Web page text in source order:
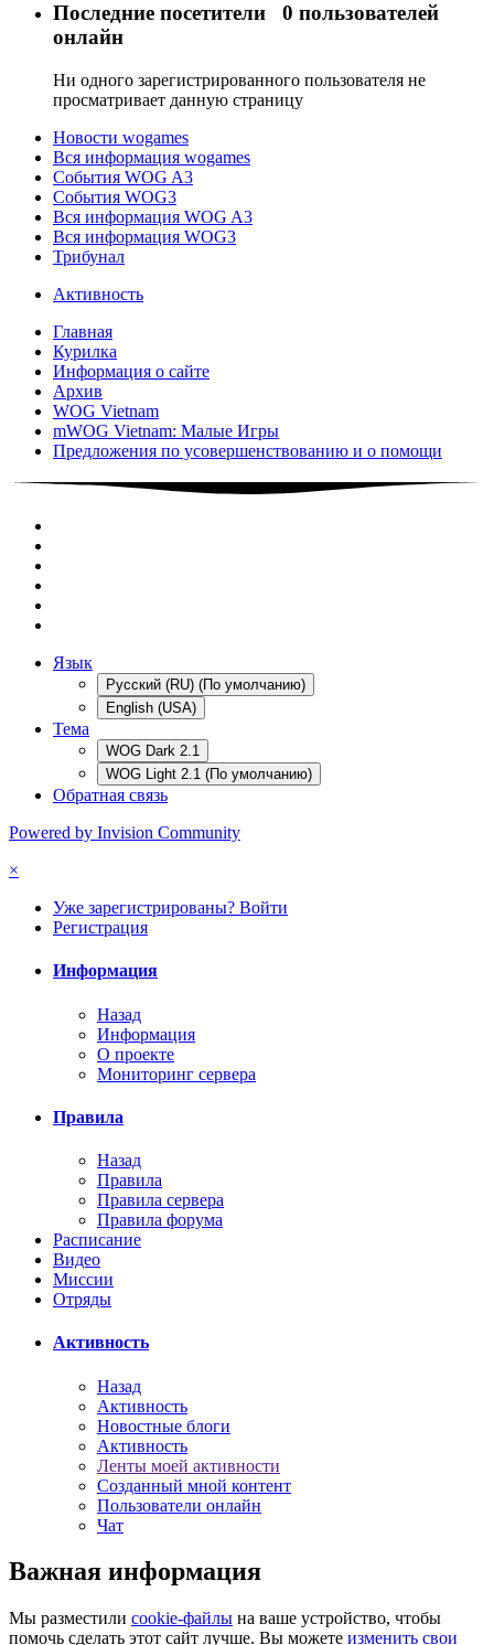
Последние посетители 0 пользователей
онлайн
Ни одного зарегистрированного пользователя не
просматривает данную страницу
Новости wogames
Вся информация wogames
События WOG A3
События WOG3
Вся информация WOG A3
Вся информация WOG3
Трибунал
Активность
Главная
Курилка
Информация о сайте
Архив
WOG Vietnam
mWOG Vietnam: Малые Игры
Предложения по усовершенствованию и о помощи
Язык
Русский (RU) (По умолчанию)
English (USA)
Тема
WOG Dark 2.1
WOG Light 2.1 (По умолчанию)
Обратная связь
Powered by Invision Community
×
Уже зарегистрированы? Войти
Регистрация
Информация
Назад
Информация
О проекте
Мониторинг сервера
Правила
Назад
Правила
Правила сервера
Правила форума
Расписание
Видео
Миссии
Отряды
Активность
Назад
Активность
Новостные блоги
Активность
Ленты моей активности
Созданный мной контент
Пользователи онлайн
Чат
Важная информация
Мы разместили cookie-файлы на ваше устройство, чтобы
помочь сделать этот сайт лучше. Вы можете изменить свои